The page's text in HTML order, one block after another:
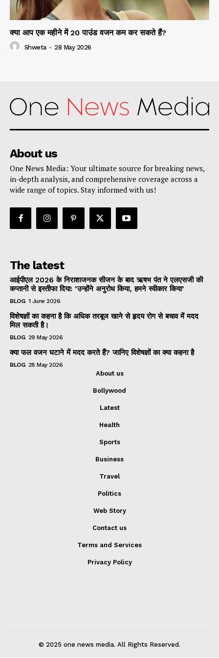
क्या आप एक महीने में 20 पाउंड वजन कम कर सकते हैं?
Shweta - 28 May 2026
About us
One News Media: Your ultimate source for breaking news,
in-depth analysis, and comprehensive coverage across a
wide range of topics. Stay informed with us!
The latest
आईपीएल 2026 के निराशाजनक सीजन के बाद ऋषभ पंत ने एलएसजी की
कप्तानी से इस्तीफा दिया: ‘उन्होंने अनुरोध किया, हमने स्वीकार किया’
BLOG 1 June 2026
विशेषज्ञों का कहना है कि अधिक तरबूज खाने से हृदय रोग से बचाव में मदद
मिल सकती है।
BLOG 29 May 2026
क्या फल वजन घटाने में मदद करते हैं? जानिए विशेषज्ञों का क्या कहना है
BLOG 28 May 2026
About us
Bollywood
Latest
Health
Sports
Business
Travel
Politics
Web Story
Contact us
Terms and Services
Privacy Policy
© 2025 one news media. All Rights Reserved.